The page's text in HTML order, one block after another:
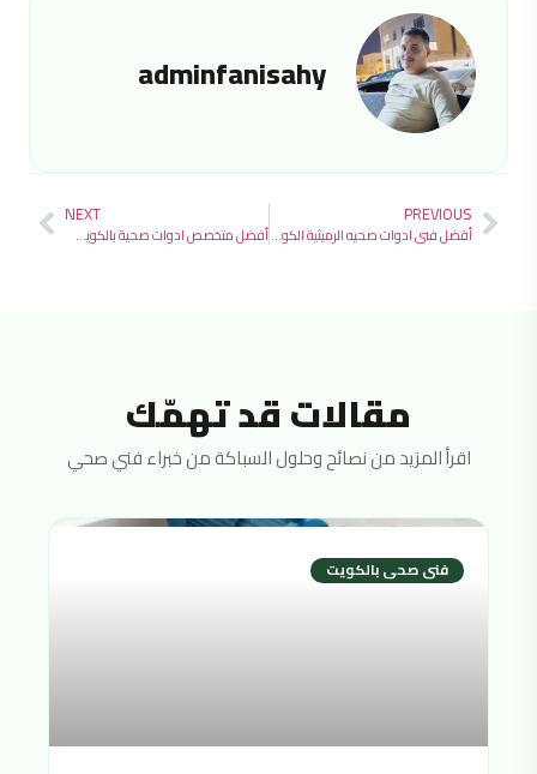
adminfanisahy
PREVIOUS
أفضل فني ادوات صحيه الرميثية الكويت 2026 صيانة وتركيب بأيدي فنيين محترفين
NEXT
أفضل متخصص ادوات صحية بالكويت 2026 مع تركيب مضمون وقطع غيار أصلية
مقالات قد تهمّك
اقرأ المزيد من نصائح وحلول السباكة من خبراء فني صحي
فنى صحى بالكويت